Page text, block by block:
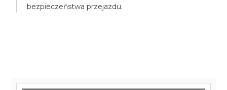
bezpieczeństwa przejazdu.